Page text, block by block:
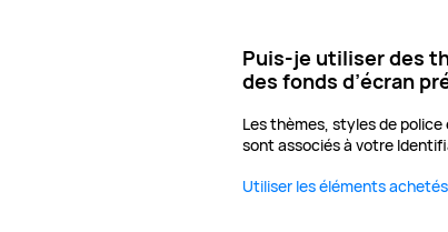
Puis-je utiliser des
des fonds d’écran
Les thèmes, styles de
sont associés à votre
Utiliser les éléments achetés